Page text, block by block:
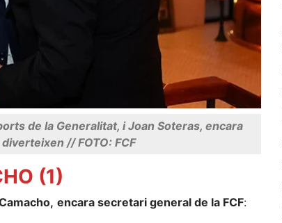
de la Generalitat, i Joan Soteras, encara
// FOTO: FCF
(1)
encara secretari general de la FCF: